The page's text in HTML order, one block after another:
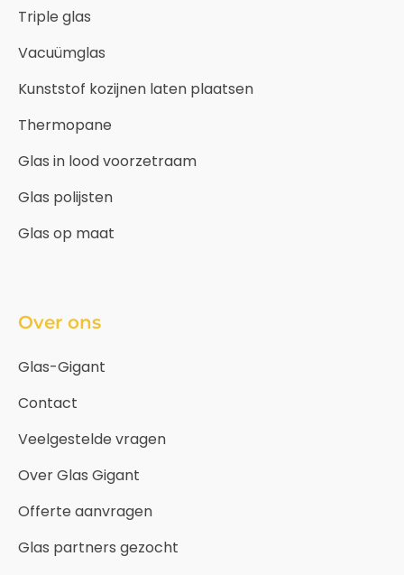
Triple glas
Vacuümglas
Kunststof kozijnen laten plaatsen
Thermopane
Glas in lood voorzetraam
Glas polijsten
Glas op maat
Over ons
Glas-Gigant
Contact
Veelgestelde vragen
Over Glas Gigant
Offerte aanvragen
Glas partners gezocht